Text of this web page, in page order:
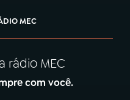
MEC
rádio MEC
com você.